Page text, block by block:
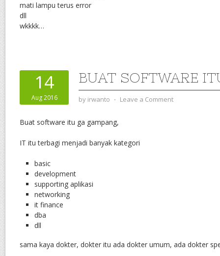
mati lampu terus error
dll
wkkkk…
14
Aug 2016
BUAT SOFTWARE
by irwanto ⋅ Leave a Comment
Buat software itu ga gampang,
IT itu terbagi menjadi banyak kategori
basic
development
supporting aplikasi
networking
it finance
dba
dll
sama kaya dokter, dokter itu ada dokter umum, ada dokter